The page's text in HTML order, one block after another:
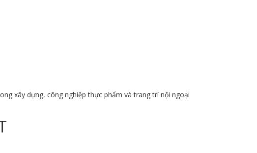
xây dựng, công nghiệp thực phẩm và trang trí nội ngoại